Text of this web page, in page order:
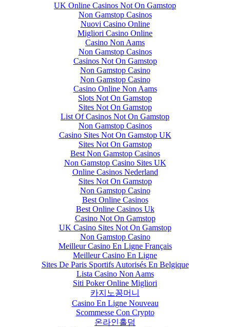
UK Online Casinos Not On Gamstop
Non Gamstop Casinos
Nuovi Casino Online
Migliori Casino Online
Casino Non Aams
Non Gamstop Casinos
Casinos Not On Gamstop
Non Gamstop Casino
Non Gamstop Casino
Casino Online Non Aams
Slots Not On Gamstop
Sites Not On Gamstop
List Of Casinos Not On Gamstop
Non Gamstop Casinos
Casino Sites Not On Gamstop UK
Sites Not On Gamstop
Best Non Gamstop Casinos
Non Gamstop Casino Sites UK
Online Casinos Nederland
Sites Not On Gamstop
Non Gamstop Casino
Best Online Casinos
Best Online Casinos Uk
Casino Not On Gamstop
UK Casino Sites Not On Gamstop
Non Gamstop Casino
Meilleur Casino En Ligne Français
Meilleur Casino En Ligne
Sites De Paris Sportifs Autorisés En Belgique
Lista Casino Non Aams
Siti Poker Online Migliori
카지노꽁머니
Casino En Ligne Nouveau
Scommesse Con Crypto
온라인홀덤